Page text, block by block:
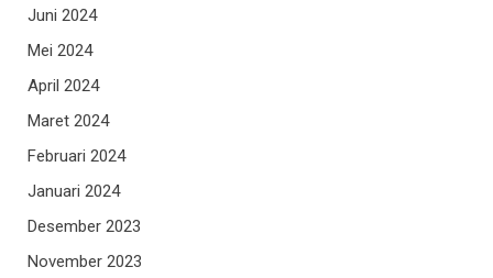
Juni 2024
Mei 2024
April 2024
Maret 2024
Februari 2024
Januari 2024
Desember 2023
November 2023